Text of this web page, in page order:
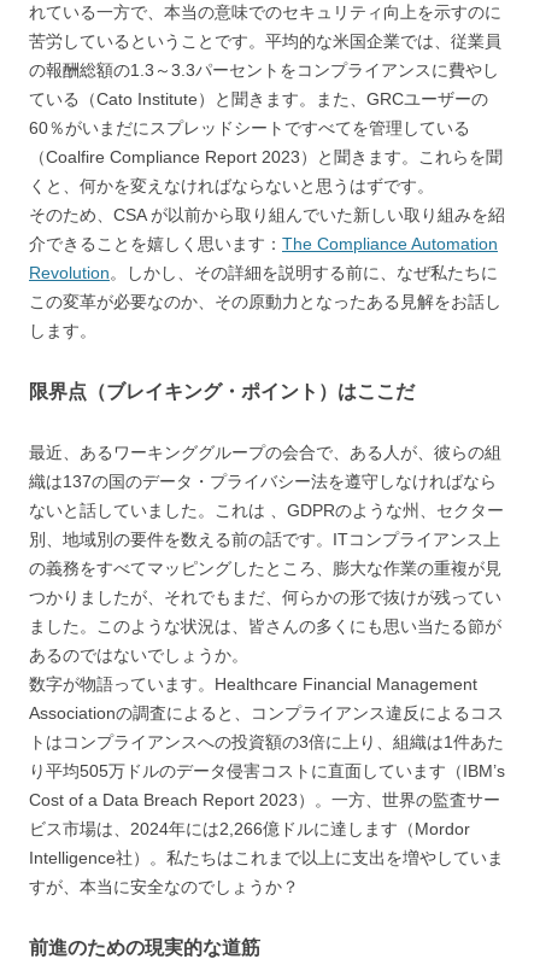
れている一方で、本当の意味でのセキュリティ向上を示すのに
苦労しているということです。平均的な米国企業では、従業員
の報酬総額の1.3～3.3パーセントをコンプライアンスに費やし
ている（Cato Institute）と聞きます。また、GRCユーザーの
60％がいまだにスプレッドシートですべてを管理している
（Coalfire Compliance Report 2023）と聞きます。これらを聞
くと、何かを変えなければならないと思うはずです。
そのため、CSA が以前から取り組んでいた新しい取り組みを紹
介できることを嬉しく思います： The Compliance Automation
Revolution。しかし、その詳細を説明する前に、なぜ私たちに
この変革が必要なのか、その原動力となったある見解をお話し
します。
限界点（ブレイキング・ポイント）はここだ
最近、あるワーキンググループの会合で、ある人が、彼らの組
織は137の国のデータ・プライバシー法を遵守しなければなら
ないと話していました。これは 、GDPRのような州、セクター
別、地域別の要件を数える前の話です。ITコンプライアンス上
の義務をすべてマッピングしたところ、膨大な作業の重複が見
つかりましたが、それでもまだ、何らかの形で抜けが残ってい
ました。このような状況は、皆さんの多くにも思い当たる節が
あるのではないでしょうか。
数字が物語っています。Healthcare Financial Management
Associationの調査によると、コンプライアンス違反によるコス
トはコンプライアンスへの投資額の3倍に上り、組織は1件あた
り平均505万ドルのデータ侵害コストに直面しています（IBM’s
Cost of a Data Breach Report 2023）。一方、世界の監査サー
ビス市場は、2024年には2,266億ドルに達します（Mordor
Intelligence社）。私たちはこれまで以上に支出を増やしていま
すが、本当に安全なのでしょうか？
前進のための現実的な道筋